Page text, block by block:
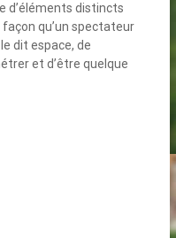
d’éléments distincts
qu’un spectateur
dit espace, de
et d’être quelque